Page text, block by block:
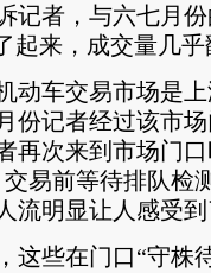
记者，与六七月
起来，成交量几
车交易市场是上
份记者经过该市
再次来到市场门
易前等待排队检
流明显让人感受到
些在门口“守株待